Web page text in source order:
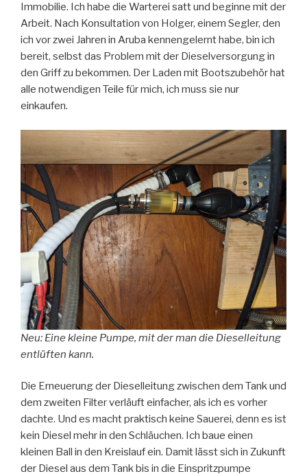
Immobilie. Ich habe die Warterei satt und beginne mit der
Arbeit. Nach Konsultation von Holger, einem Segler, den
ich vor zwei Jahren in Aruba kennengelernt habe, bin ich
bereit, selbst das Problem mit der Dieselversorgung in
den Griff zu bekommen. Der Laden mit Bootszubehör hat
alle notwendigen Teile für mich, ich muss sie nur
einkaufen.
Neu: Eine kleine Pumpe, mit der man die Dieselleitung
entlüften kann.
Die Erneuerung der Dieselleitung zwischen dem Tank und
dem zweiten Filter verläuft einfacher, als ich es vorher
dachte. Und es macht praktisch keine Sauerei, denn es ist
kein Diesel mehr in den Schläuchen. Ich baue einen
kleinen Ball in den Kreislauf ein. Damit lässt sich in Zukunft
der Diesel aus dem Tank bis in die Einspritzpumpe